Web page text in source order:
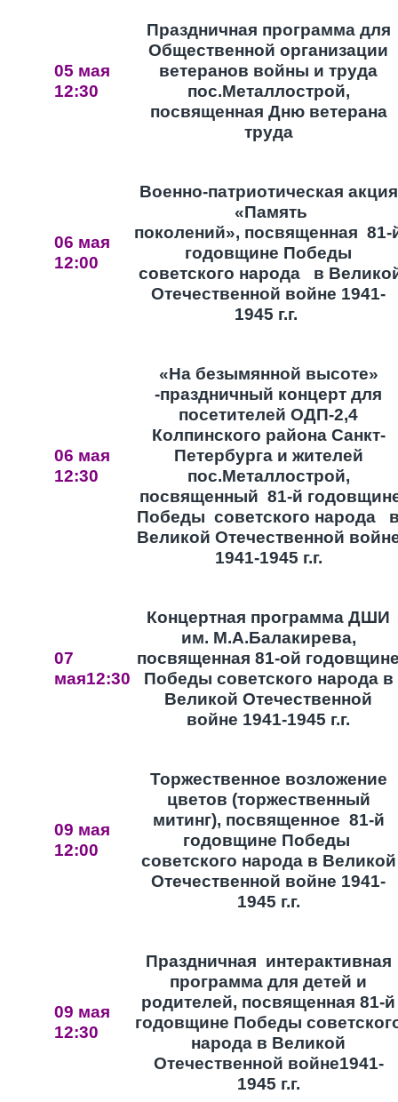
05 мая
12:30
Праздничная программа для
Общественной организации
ветеранов войны и труда
пос.Металлострой,
посвященная Дню ветерана
труда
06 мая
12:00
Военно-патриотическая акция
«Память
поколений», посвященная 81-
годовщине Победы
советского народа в
Отечественной войне 1941-
1945 г.г.
06 мая
12:30
«На безымянной высоте»
-праздничный концерт для
посетителей ОДП-2,4
Колпинского района Санкт-
Петербурга и жителей
пос.Металлострой,
посвященный 81-й
Победы советского народа
Великой Отечественной
1941-1945 г.г.
07
мая12:30
Концертная программа ДШИ
им. М.А.Балакирева,
посвященная 81-ой
Победы советского народа в
Великой Отечественной
войне 1941-1945 г.г.
09 мая
12:00
Торжественное возложение
цветов (торжественный
митинг), посвященное 81-й
годовщине Победы
советского народа в Великой
Отечественной войне 1941-
1945 г.г.
09 мая
12:30
Праздничная интерактивная
программа для детей и
родителей, посвященная 81-й
годовщине Победы
народа в Великой
Отечественной войне1941-
1945 г.г.